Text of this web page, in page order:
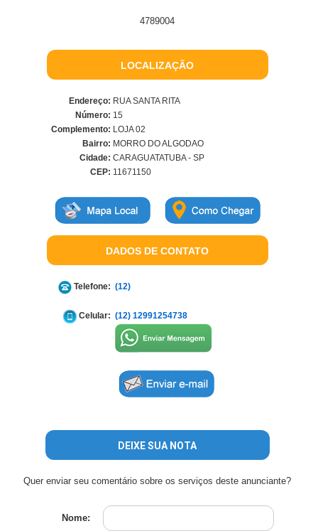
4789004
LOCALIZAÇÃO
Endereço: RUA SANTA RITA
Número: 15
Complemento: LOJA 02
Bairro: MORRO DO ALGODAO
Cidade: CARAGUATATUBA - SP
CEP: 11671150
DADOS DE CONTATO
Telefone: (12)
Celular: (12) 12991254738
DEIXE SUA NOTA
Quer enviar seu comentário sobre os serviços deste anunciante?
Nome: